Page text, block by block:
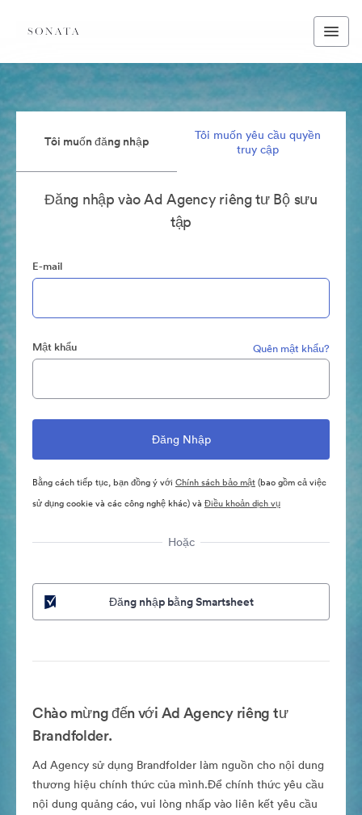
Tôi muốn đăng nhập
Tôi muốn yêu cầu quyền
truy cập
Đăng nhập vào Ad Agency riêng tư Bộ sưu
tập
E-mail
Mật khẩu Quên mật khẩu?
Bằng cách tiếp tục, bạn đồng ý với Chính sách bảo mật(bao gồm cả việc
sử dụng cookie và các công nghệ khác) và Điều khoản dịch vụ
Hoặc
Đăng nhập bằng Smartsheet
Chào mừng đến với Ad Agency riêng tư
Brandfolder.
Ad Agency sử dụng Brandfolder làm nguồn cho nội dung
thương hiệu chính thức của mình.Để chính thức yêu cầu
nội dung quảng cáo, vui lòng nhấp vào liên kết yêu cầu